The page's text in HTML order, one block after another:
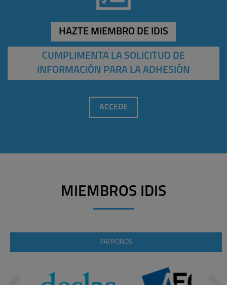
HAZTE MIEMBRO DE IDIS
CUMPLIMENTA LA SOLICITUD DE
INFORMACIÓN PARA LA ADHESIÓN
ACCEDE
MIEMBROS IDIS
PATRONOS